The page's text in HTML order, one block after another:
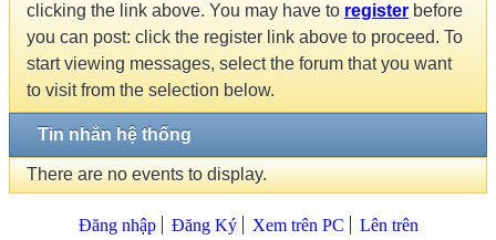
clicking the link above. You may have to register before
you can post: click the register link above to proceed. To
start viewing messages, select the forum that you want
to visit from the selection below.
Tin nhắn hệ thống
There are no events to display.
Đăng nhập Đăng Ký Xem trên PC Lên trên